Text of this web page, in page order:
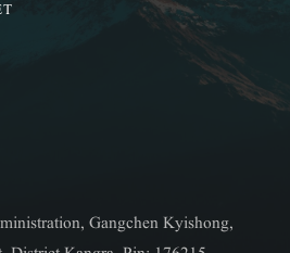
Gangchen Kyishong,